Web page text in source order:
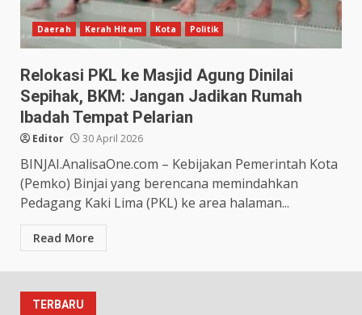
Daerah Kerah Hitam Kota Politik
Relokasi PKL ke Masjid Agung Dinilai
Sepihak, BKM: Jangan Jadikan Rumah
Ibadah Tempat Pelarian
Editor 30 April 2026
BINJAI.AnalisaOne.com – Kebijakan Pemerintah Kota
(Pemko) Binjai yang berencana memindahkan
Pedagang Kaki Lima (PKL) ke area halaman...
Read More
TERBARU